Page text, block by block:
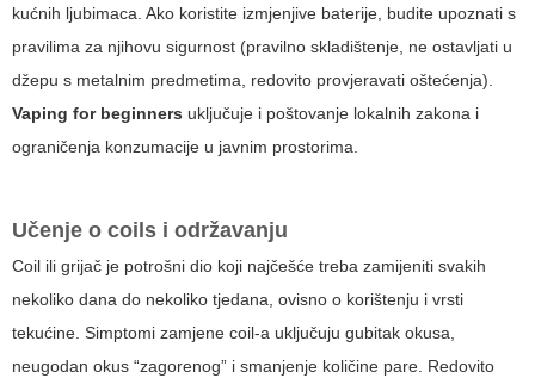
kućnih ljubimaca. Ako koristite izmjenjive baterije, budite upoznati s
pravilima za njihovu sigurnost (pravilno skladištenje, ne ostavljati u
džepu s metalnim predmetima, redovito provjeravati oštećenja).
Vaping for beginners uključuje i poštovanje lokalnih zakona i
ograničenja konzumacije u javnim prostorima.
Učenje o coils i održavanju
Coil ili grijač je potrošni dio koji najčešće treba zamijeniti svakih
nekoliko dana do nekoliko tjedana, ovisno o korištenju i vrsti
tekućine. Simptomi zamjene coil-a uključuju gubitak okusa,
neugodan okus “zagorenog” i smanjenje količine pare. Redovito